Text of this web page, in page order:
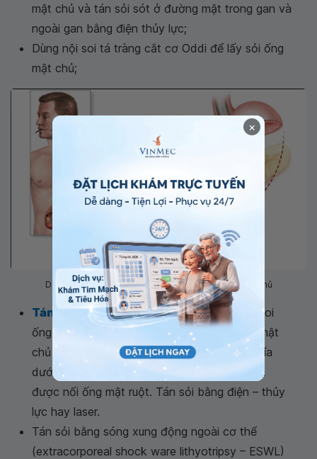
mật chủ và tán sỏi sót ở đường mật trong gan và
ngoài gan bằng điện thủy lực;
Dùng nội soi tá tràng cắt cơ Oddi để lấy sỏi ống
mật chủ;
Dùng nội soi tá tràng cắt cơ Oddi để lấy sỏi ống mật chủ
Tán sỏi qua daxuyên gan có sử dụng nội soi
ống mềm, nhất là với sỏi trong gan mà ống mật
chủ không giãn hoặc chít hẹp đường mật phía
dưới, bệnh nhân đã mổ sỏi mật nhiều lần, đã
được nối ống mật ruột. Tán sỏi bằng điện – thủy
lực hay laser.
Tán sỏi bằng sóng xung động ngoài cơ thể
(extracorporeal shock ware lithyotripsy – ESWL)
×